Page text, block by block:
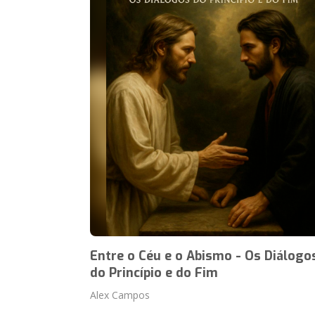
Entre o Céu e o Abismo - Os
do Princípio e do Fim
Alex Campos